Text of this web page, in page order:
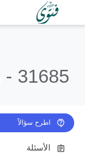
31685 -
اطرح سؤالاً
الأسئلة